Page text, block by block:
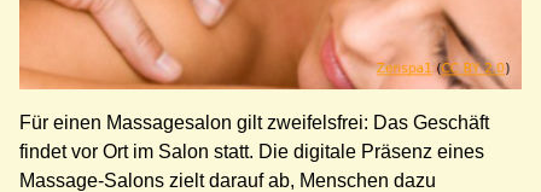
Für einen Massagesalon gilt zweifelsfrei: Das Geschäft
findet vor Ort im Salon statt. Die digitale Präsenz eines
Massage-Salons zielt darauf ab, Menschen dazu